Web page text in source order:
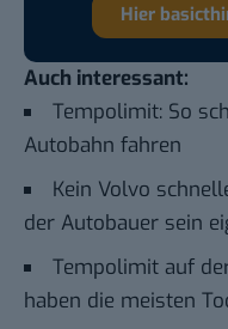
Hier
Auch interessant:
Tempolimit: So
Autobahn fahren
Kein Volvo
der Autobauer sein
Tempolimit auf
haben die meisten